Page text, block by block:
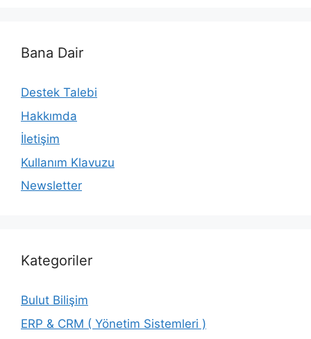
Bana Dair
Destek Talebi
Hakkımda
İletişim
Kullanım Klavuzu
Newsletter
Kategoriler
Bulut Bilişim
ERP & CRM ( Yönetim Sistemleri )